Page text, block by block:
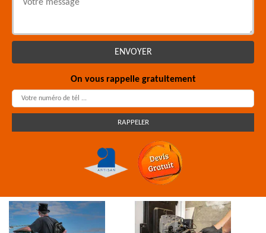
On vous rappelle gratuitement